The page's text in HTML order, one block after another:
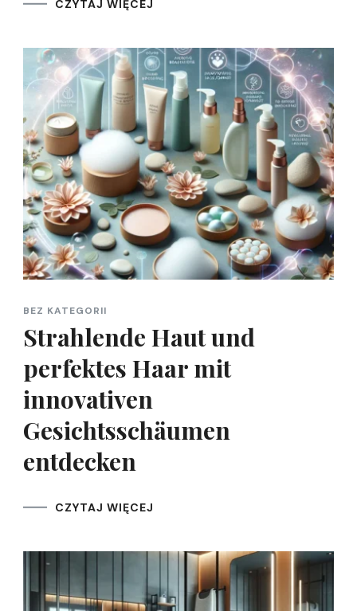
CZYTAJ WIĘCEJ
BEZ KATEGORII
Strahlende Haut und
perfektes Haar mit
innovativen
Gesichtsschäumen
entdecken
CZYTAJ WIĘCEJ